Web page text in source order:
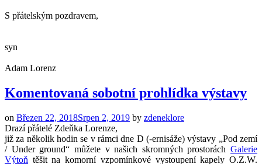
S přátelským pozdravem,
syn
Adam Lorenz
Komentovaná sobotní prohlídka výstavy
on Březen 22, 2018Srpen 2, 2019 by zdeneklore
Drazí přátelé Zdeňka Lorenze,
již za několik hodin se v rámci dne D (-ernisáže) výstavy „Pod zemí
/ Under ground“ můžete v našich skromných prostorách Galerie
Výtoň těšit na komorní vzpomínkové vystoupení kapely O.Z.W.